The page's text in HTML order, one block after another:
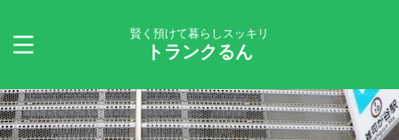
賢く預けて暮らしスッキリ
トランクるん